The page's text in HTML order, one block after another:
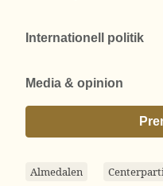
Internationell politik
Media & opinion
Almedalen